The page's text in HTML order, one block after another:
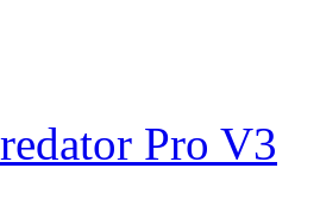
Pro V3